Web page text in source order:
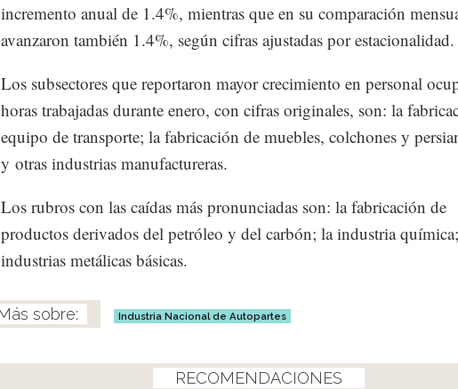
incremento anual de 1.4%, mientras que en su comparación
avanzaron también 1.4%, según cifras ajustadas por estacionalidad.
Los subsectores que reportaron mayor crecimiento en personal
horas trabajadas durante enero, con cifras originales, son: la
equipo de transporte; la fabricación de muebles, colchones y
y otras industrias manufactureras.
Los rubros con las caídas más pronunciadas son: la fabricación de
productos derivados del petróleo y del carbón; la industria
industrias metálicas básicas.
Industria Nacional de Autopartes
RECOMENDACIONES